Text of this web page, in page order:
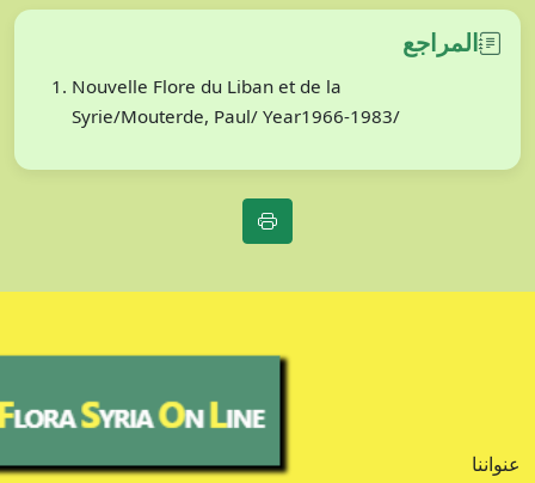
المراجع
Nouvelle Flore du Liban et de la
Syrie/Mouterde, Paul/ Year1966-1983/
عنواننا